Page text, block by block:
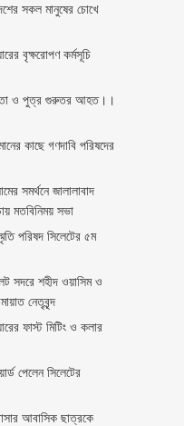
সকল মানুষের চোখে
বৃক্ষরোপণ কর্মসূচি
পিতা ও পুত্র গুরুতর আহত।।
কাছে গণদাবি পরিষদের
সমর্থনে জালালাবাদ
মতবিনিময় সভা
পরিষদ সিলেটের ৫ম
সদরে শহীদ ওয়াসিম ও
নেতৃবৃন্দ
ফাস্ট মিটিং ও কলার
পেলেন সিলেটের
আবাসিক ছাত্রকে